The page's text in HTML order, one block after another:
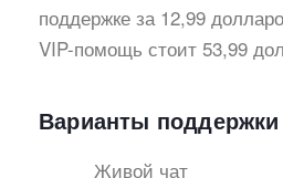
поддержке за 12,99
VIP-помощь стоит 53,99
Варианты
Живой чат